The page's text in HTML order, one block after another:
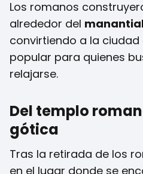
Los romanos
alrededor del
convirtiendo a la ciudad
popular para quienes
relajarse.
Del templo
gótica
Tras la retirada de los
en el lugar donde se